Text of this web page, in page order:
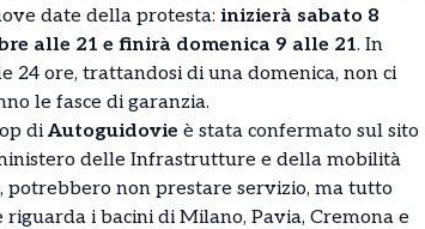
date della protesta: inizierà sabato 8
alle 21 e finirà domenica 9 alle 21. In
24 ore, trattandosi di una domenica, non ci
le fasce di garanzia.
di Autoguidovie è stata confermato sul sito
delle Infrastrutture e della mobilità
non prestare servizio, ma tutto
i bacini di Milano, Pavia, Cremona e